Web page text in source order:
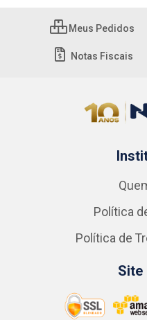
Meus Pedidos
Notas Fiscais
Política
Política de
Site